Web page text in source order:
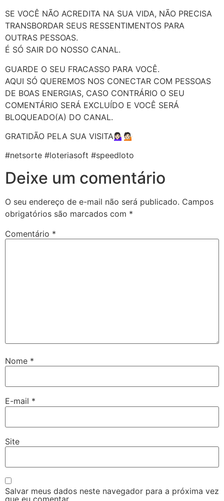
SE VOCÊ NÃO ACREDITA NA SUA VIDA, NÃO PRECISA
TRANSBORDAR SEUS RESSENTIMENTOS PARA
OUTRAS PESSOAS.
É SÓ SAIR DO NOSSO CANAL.
GUARDE O SEU FRACASSO PARA VOCÊ.
AQUI SÓ QUEREMOS NOS CONECTAR COM PESSOAS
DE BOAS ENERGIAS, CASO CONTRÁRIO O SEU
COMENTÁRIO SERÁ EXCLUÍDO E VOCÊ SERÁ
BLOQUEADO(A) DO CANAL.
GRATIDÃO PELA SUA VISITA💁🏻‍♀️💁🏻
#netsorte #loteriasoft #speedloto
Deixe um comentário
O seu endereço de e-mail não será publicado. Campos
obrigatórios são marcados com *
Comentário *
Nome *
E-mail *
Site
Salvar meus dados neste navegador para a próxima vez
que eu comentar.